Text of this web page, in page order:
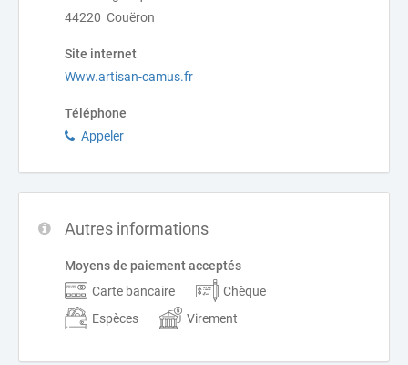
44220 Couëron
Site internet
Www.artisan-camus.fr
Téléphone
Appeler
Autres informations
Moyens de paiement acceptés
Carte bancaire
Chèque
Espèces
Virement